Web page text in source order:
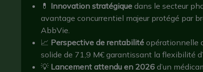
💊 Innovation stratégique dans le secteur
avantage concurrentiel majeur protégé par
AbbVie.
📈 Perspective de rentabilité opérationnelle
solide de 71,9 M€ garantissant la flexibilité
💡 Lancement attendu en 2026 d’un